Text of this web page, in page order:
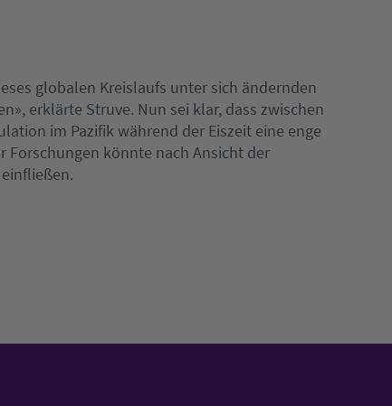
globalen Kreislaufs unter sich ändernden
erklärte Struve. Nun sei klar, dass zwischen
im Pazifik während der Eiszeit eine enge
Forschungen könnte nach Ansicht der